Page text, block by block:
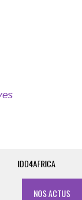
IDD4AFRICA
NOS ACTUS